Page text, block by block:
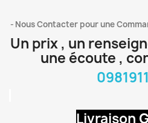
Nous Contacter pour une
Un prix , un
une écoute ,
Livraison